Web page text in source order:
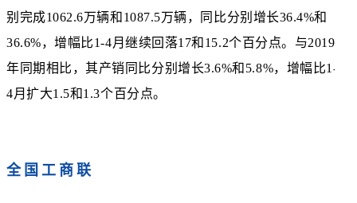
别完成1062.6万辆和1087.5万辆，同比分别增长36.4%和
36.6%，增幅比1-4月继续回落17和15.2个百分点。与2019
年同期相比，其产销同比分别增长3.6%和5.8%，增幅比1-
4月扩大1.5和1.3个百分点。
全国工商联